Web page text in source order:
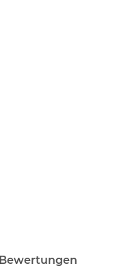
Bewertungen